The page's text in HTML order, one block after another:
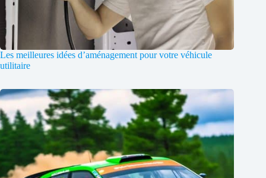
Les meilleures idées d’aménagement pour votre véhicule
utilitaire